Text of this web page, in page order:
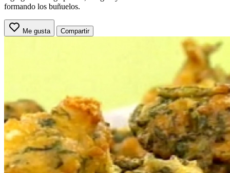
formando los buñuelos.
Me gusta Compartir